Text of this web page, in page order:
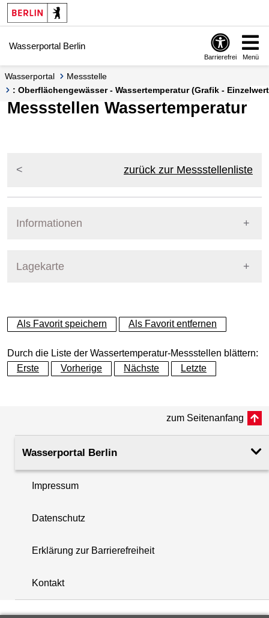
Springe zur Navigation
Springe zum Inhalt
Wasserportal Berlin
Barrierefrei Menü
Wasserportal
Messstelle
: Oberflächengewässer - Wassertemperatur (Grafik -
Messstellen Wassertemperatur
zurück zur Messstellenliste
Informationen
Lagekarte
+
−
+
−
Als Favorit speichern Als Favorit entfernen
Durch die Liste der Wassertemperatur-Messstellen blättern:
Erste
Vorherige Nächste Letzte
zum Seitenanfang
Wasserportal Berlin
Impressum
Datenschutz
Erklärung zur Barrierefreiheit
Kontakt